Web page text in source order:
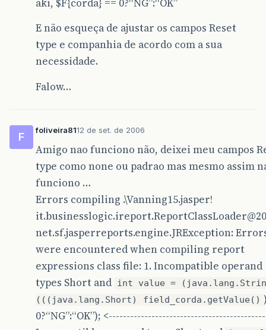
E não esqueça de ajustar os campos Reset
type e companhia de acordo com a sua
necessidade.
Falow…
F
foliveira8112 de set. de 2006
Amigo nao funciono não, deixei meu campos
type como none ou padrao mas mesmo assim
funciono …
Errors compiling .\Vanning15.jasper!
net.sf.jasperreports.engine.JRException:
were encountered when compiling report
expressions class file: 1. Incompatible operand
types Short and int value =
(((java.lang.Short)
field_corda.getValue()
0?“NG”:“OK”);